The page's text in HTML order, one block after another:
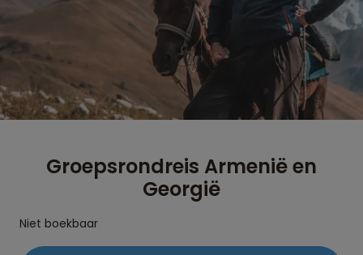
Groepsrondreis Armenië en
Georgië
Niet boekbaar